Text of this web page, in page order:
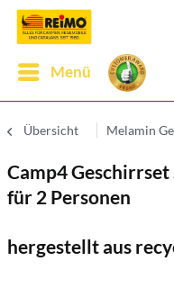
Menü
Übersicht Melamin
Camp4 Geschirrset
für 2 Personen
hergestellt aus